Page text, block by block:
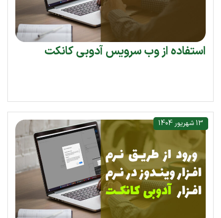
استفاده از وب سرویس آدوبی کانکت
13 شهریور 1404